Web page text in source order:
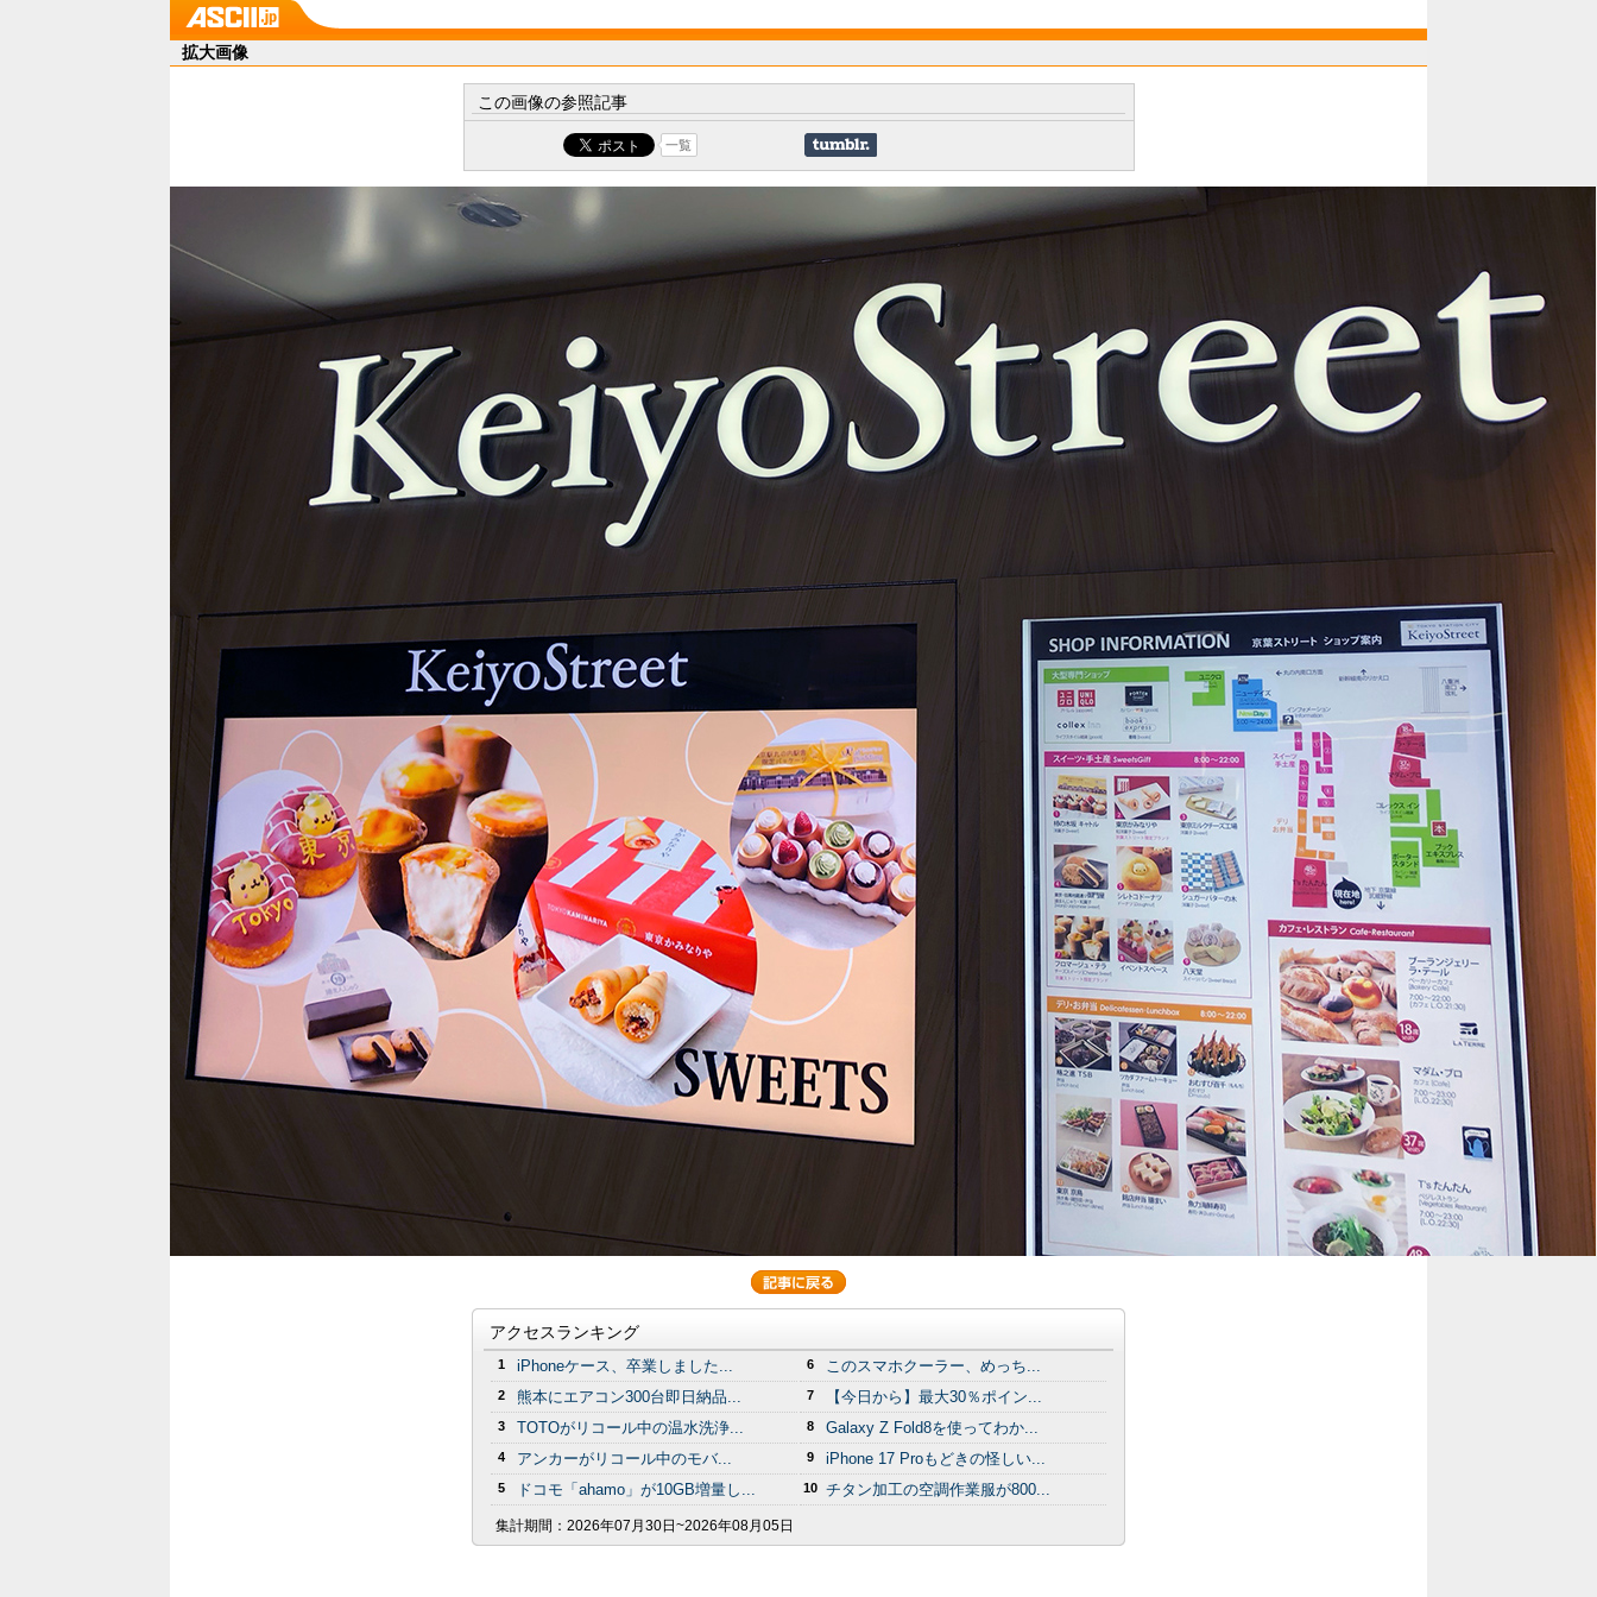
拡大画像
この画像の参照記事
一覧
アクセスランキング
1 iPhoneケース、卒業しました...
2 熊本にエアコン300台即日納品...
3 TOTOがリコール中の温水洗浄...
4 アンカーがリコール中のモバ...
5 ドコモ「ahamo」が10GB増量し...
6 このスマホクーラー、めっち...
7 【今日から】最大30％ポイン...
8 Galaxy Z Fold8を使ってわか...
9 iPhone 17 Proもどきの怪しい...
10 チタン加工の空調作業服が800...
集計期間： 2026年07月30日~2026年08月05日